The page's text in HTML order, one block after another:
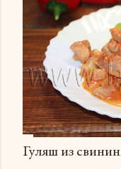
Гуляш из